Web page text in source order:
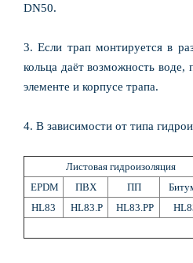
DN50.
3. Если трап монтируется в
кольца даёт возможность воде,
элементе и корпусе трапа.
4. В зависимости от типа
Листовая гидроизоляция
EPDM
ПВХ ПП
HL83
HL83.P HL83.PP